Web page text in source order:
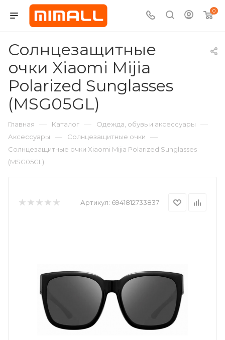
0
Солнцезащитные
очки Xiaomi Mijia
Polarized Sunglasses
(MSG05GL)
Главная — Каталог — Одежда, обувь и аксессуары —
Аксессуары — Солнцезащитные очки —
Солнцезащитные очки Xiaomi Mijia Polarized Sunglasses
(MSG05GL)
Артикул: 6941812733837